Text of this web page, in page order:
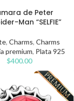
de Peter
Man “SELFIE”
, Charms, Charms
premium, Plata 925
$400.00